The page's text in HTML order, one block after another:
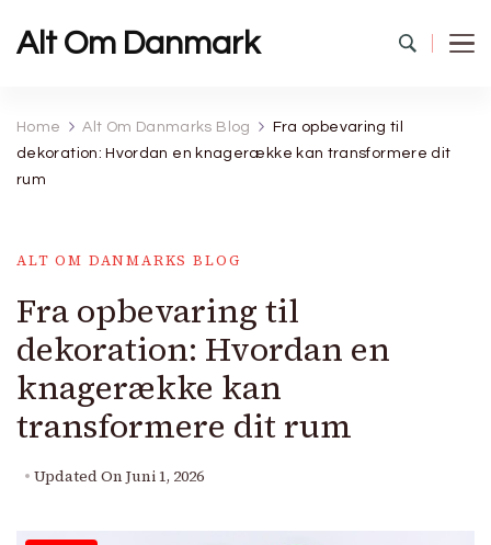
Alt Om Danmark
Home Alt Om Danmarks Blog
Fra opbevaring til
dekoration: Hvordan en knagerække kan transformere dit
rum
ALT OM DANMARKS BLOG
Fra opbevaring til
dekoration: Hvordan en
knagerække kan
transformere dit rum
Updated On Juni 1, 2026